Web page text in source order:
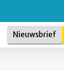
Nieuwsbrief